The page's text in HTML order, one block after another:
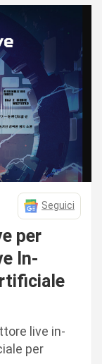
Seguici
per
In-
live in-
per